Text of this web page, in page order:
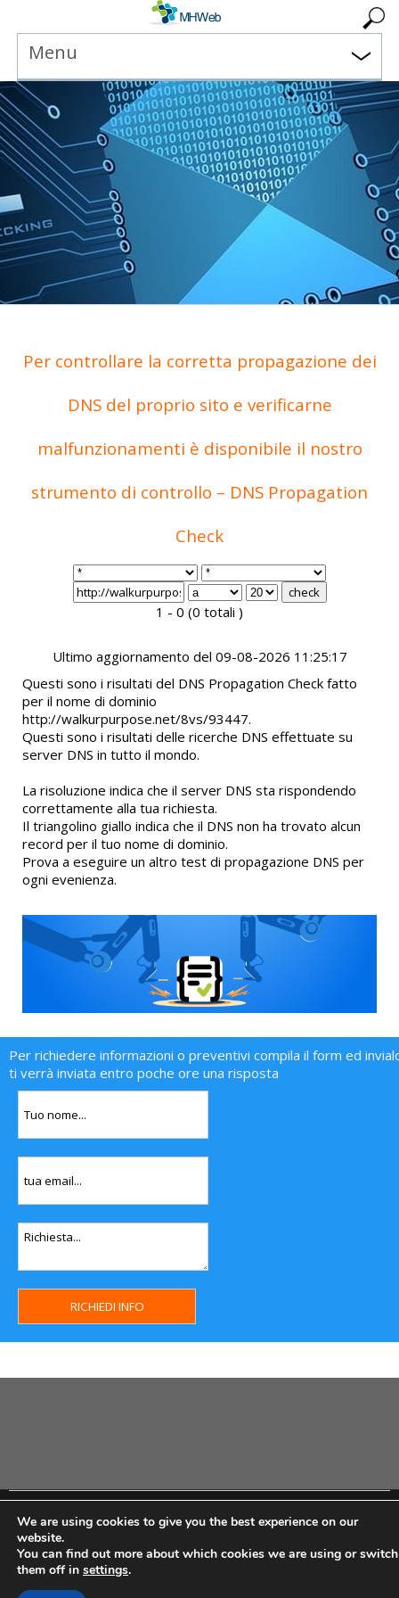
Menu
Per controllare la corretta propagazione dei
DNS del proprio sito e verificarne
malfunzionamenti è disponibile il nostro
strumento di controllo – DNS Propagation
Check
1 - 0 (0 totali )
Ultimo aggiornamento del 09-08-2026 11:25:17
Questi sono i risultati del DNS Propagation Check fatto
per il nome di dominio
http://walkurpurpose.net/8vs/93447.
Questi sono i risultati delle ricerche DNS effettuate su
server DNS in tutto il mondo.
La risoluzione indica che il server DNS sta rispondendo
correttamente alla tua richiesta.
Il triangolino giallo indica che il DNS non ha trovato alcun
record per il tuo nome di dominio.
Prova a eseguire un altro test di propagazione DNS per
ogni evenienza.
Per richiedere informazioni o preventivi compila il form ed
ti verrà inviata entro poche ore una risposta
Copyright MHWeb © 2018 - Privacy & GDPR - Cookie Policy -
We are using cookies to give you the best experience on our
website.
You can find out more about which cookies we are using or switch
them off in settings.